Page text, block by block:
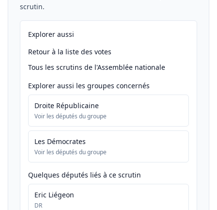
scrutin.
Explorer aussi
Retour à la liste des votes
Tous les scrutins de l'Assemblée nationale
Explorer aussi les groupes concernés
Droite Républicaine
Voir les députés du groupe
Les Démocrates
Voir les députés du groupe
Quelques députés liés à ce scrutin
Eric Liégeon
DR